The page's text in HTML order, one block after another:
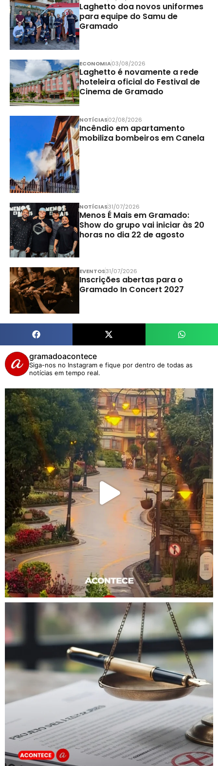
Laghetto doa novos uniformes
para equipe do Samu de
Gramado
ECONOMIA03/08/2026
Laghetto é novamente a rede
hoteleira oficial do Festival de
Cinema de Gramado
NOTÍCIAS02/08/2026
Incêndio em apartamento
mobiliza bombeiros em Canela
NOTÍCIAS31/07/2026
Menos É Mais em Gramado:
Show do grupo vai iniciar às 20
horas no dia 22 de agosto
EVENTOS31/07/2026
Inscrições abertas para o
Gramado In Concert 2027
gramadoacontece
Siga-nos no Instagram e fique por dentro de todas as
notícias em tempo real.